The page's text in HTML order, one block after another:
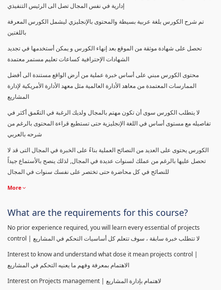
إدارية في نفس المجال تصل الى الرئيس التنفيذي
تم شرح الكورس بلغة عربية بسيطة والمحتوى بالإنجليزي ليشمل الكورس المعرفة
باللغتين
تحصل على شهادة موثقة من الموقع بعد إنهاء الكورس و يمكن أستخدمها في تجديد
الشهادات الإحترافية كساعات تعليم مستمر معتمدة
محتوى الكورس مبني على أساس خبرة عملية من أرض الواقع مستندة الى أفضل
الممارسات المعتمدة من معاهد الأدارة العالمية مثل معهد الأدارة الأمريكية لإدارة
المشاريع
لا يتطلب الكورس سوى أن تكون مهتم بالمجال ولديك الرغبة في التعّمق أكثر في
تفاصيله مع مستوى أساس في اللغة الإنجليزية حتى تستطيع قراءة المحتوى بالرغم من
شرحه بالعربي
الكورس يحتوى على العديد من النصائح العملية بناءً على الخبرة في المجال التى قد لا
تحصل عليها بالرغم من عملك لسنوات عديدة في المجال, لذلك ينصح بالأستماع جيداً
للنصائح في كل محاضرة حتى تختصر على نفسك سنوات في المجال
More
What are the requirements for this course?
No prior experience required, you will learn every essential of projects
control | لا تتطلب خبرة سابقة ، سوف تتعلم كل أساسيات التحكم في المشاريع
Interest to know and understand what dose it mean projects control |
الاهتمام بمعرفة وفهم ما يعنيه التحكم في المشاريع
Interest on Projects management | لاهتمام بإدارة المشاريع